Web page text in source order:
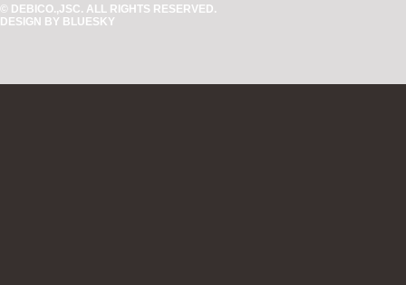
© DEBICO.,JSC. ALL RIGHTS RESERVED.
DESIGN BY BLUESKY